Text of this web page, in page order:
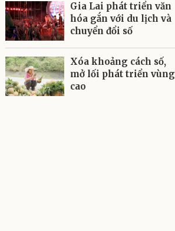
Gia Lai phát triển văn
hóa gắn với du lịch và
chuyển đổi số
Xóa khoảng cách số,
mở lối phát triển vùng
cao